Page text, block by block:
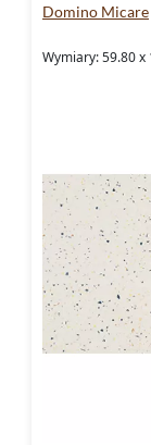
domu
Domino
oraz
Płytki
Jeśli
spełni
się nie
Domino Micare
Wymiary: 59.80 x